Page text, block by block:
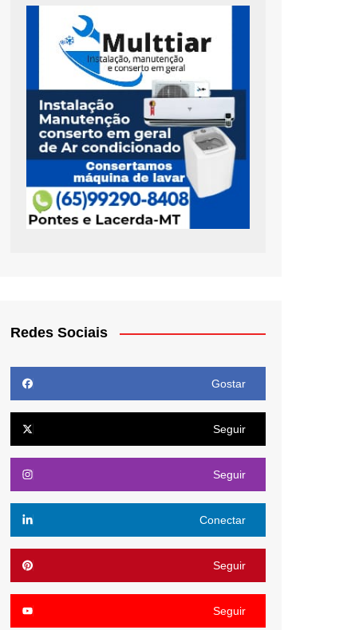
Redes Sociais
Gostar
Seguir
Seguir
Conectar
Seguir
Seguir